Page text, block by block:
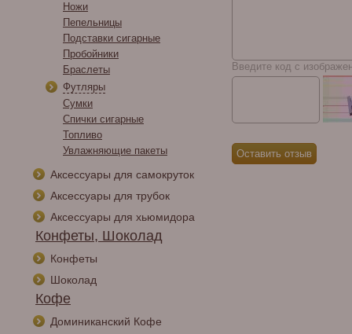
Ножи
Пепельницы
Подставки сигарные
Пробойники
Браслеты
Футляры
Сумки
Спички сигарные
Топливо
Увлажняющие пакеты
Аксессуары для самокруток
Аксессуары для трубок
Аксессуары для хьюмидора
Конфеты, Шоколад
Конфеты
Шоколад
Кофе
Доминиканский Кофе
Введите код с